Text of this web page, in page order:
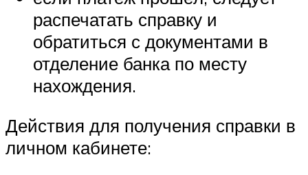
распечатать справку и
обратиться с документами в
отделение банка по месту
нахождения.
Действия для получения справки в
личном кабинете: